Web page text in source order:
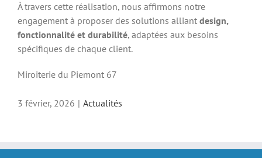
À travers cette réalisation, nous affirmons notre
engagement à proposer des solutions alliant design,
fonctionnalité et durabilité, adaptées aux besoins
spécifiques de chaque client.
Miroiterie du Piemont 67
3 février, 2026 | Actualités